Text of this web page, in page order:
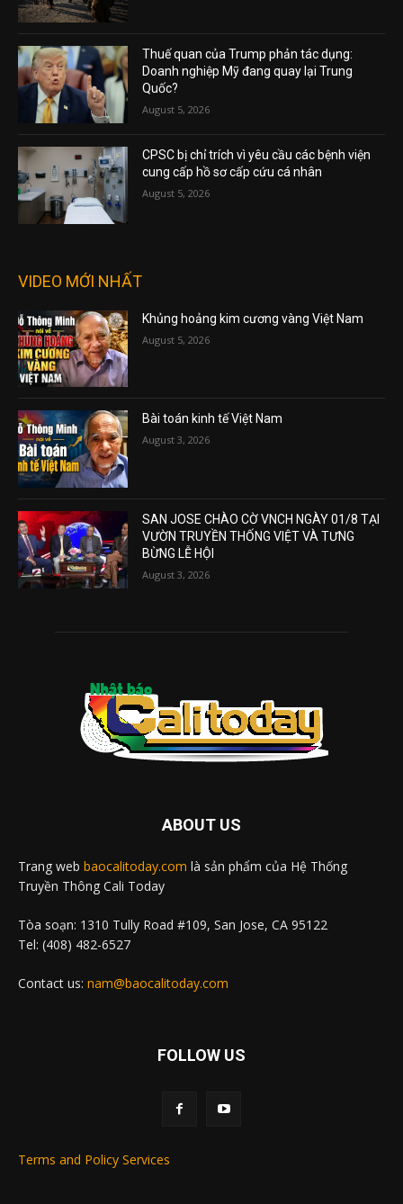
Thuế quan của Trump phản tác dụng:
Doanh nghiệp Mỹ đang quay lại Trung
Quốc?
August 5, 2026
CPSC bị chỉ trích vì yêu cầu các bệnh viện
cung cấp hồ sơ cấp cứu cá nhân
August 5, 2026
VIDEO MỚI NHẤT
Khủng hoảng kim cương vàng Việt Nam
August 5, 2026
Bài toán kinh tế Việt Nam
August 3, 2026
SAN JOSE CHÀO CỜ VNCH NGÀY 01/8 TẠI
VƯỜN TRUYỀN THỐNG VIỆT VÀ TƯNG
BỪNG LỄ HỘI
August 3, 2026
ABOUT US
Trang web baocalitoday.com là sản phẩm của Hệ Thống
Truyền Thông Cali Today
Tòa soạn: 1310 Tully Road #109, San Jose, CA 95122
Tel: (408) 482-6527
Contact us: nam@baocalitoday.com
FOLLOW US
Terms and Policy Services